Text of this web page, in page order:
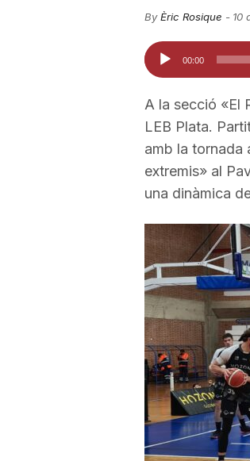
t
t
d
e
T
a
r
r
By Èric Rosique - 10
Reproductor
d'àudio
00:00
A la secció «El
LEB Plata.
amb la tornada
extremis» al
una dinàmica